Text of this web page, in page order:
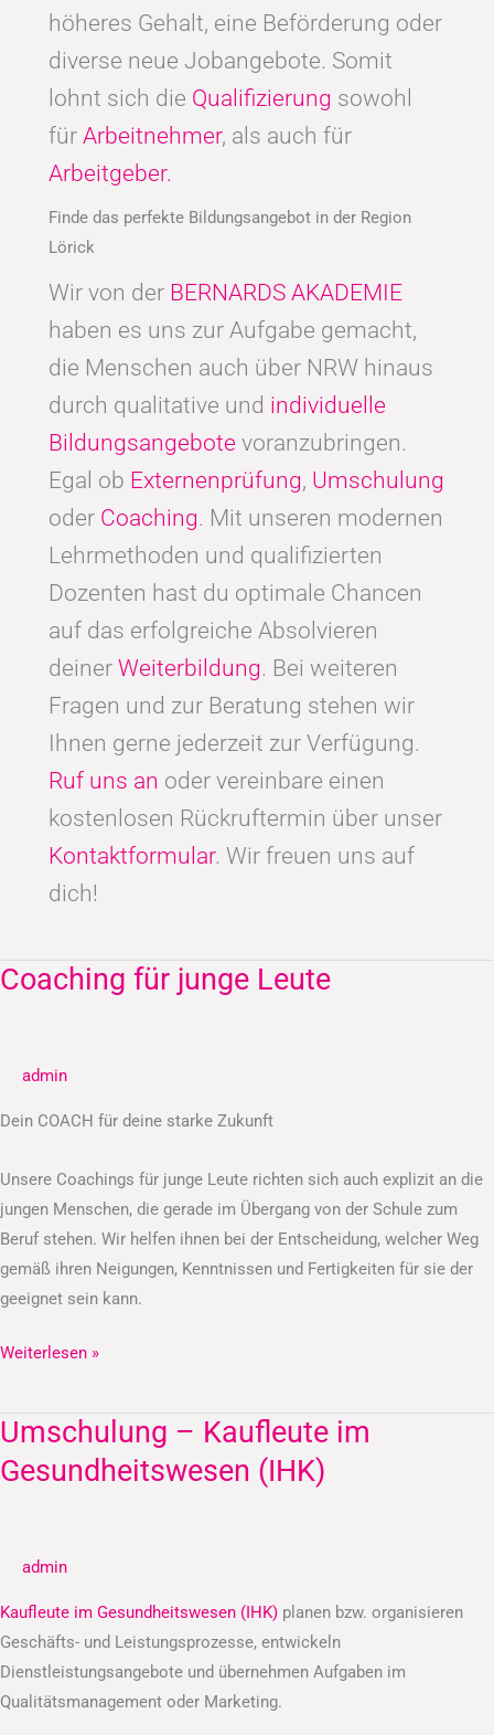
höheres Gehalt, eine Beförderung oder
diverse neue Jobangebote. Somit
lohnt sich die Qualifizierung sowohl
für Arbeitnehmer, als auch für
Arbeitgeber.
Finde das perfekte Bildungsangebot in der Region
Lörick
Wir von der BERNARDS AKADEMIE
haben es uns zur Aufgabe gemacht,
die Menschen auch über NRW hinaus
durch qualitative und individuelle
Bildungsangebote voranzubringen.
Egal ob Externenprüfung, Umschulung
oder Coaching. Mit unseren modernen
Lehrmethoden und qualifizierten
Dozenten hast du optimale Chancen
auf das erfolgreiche Absolvieren
deiner Weiterbildung. Bei weiteren
Fragen und zur Beratung stehen wir
Ihnen gerne jederzeit zur Verfügung.
Ruf uns an oder vereinbare einen
kostenlosen Rückruftermin über unser
Kontaktformular. Wir freuen uns auf
dich!
Coaching für junge Leute
admin
Dein COACH für deine starke Zukunft
Unsere Coachings für junge Leute richten sich auch explizit an die
jungen Menschen, die gerade im Übergang von der Schule zum
Beruf stehen. Wir helfen ihnen bei der Entscheidung, welcher Weg
gemäß ihren Neigungen, Kenntnissen und Fertigkeiten für sie der
geeignet sein kann.
Coaching
Leute
Weiterlesen »
Umschulung – Kaufleute im
Gesundheitswesen (IHK)
admin
Kaufleute im Gesundheitswesen (IHK) planen bzw. organisieren
Geschäfts- und Leistungsprozesse, entwickeln
Dienstleistungsangebote und übernehmen Aufgaben im
Qualitätsmanagement oder Marketing.
Umschulung
–
Kaufleute
(IHK)